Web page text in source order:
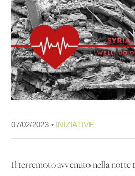
07/02/2023 • INIZIATIVE
Il terremoto avvenuto nella notte